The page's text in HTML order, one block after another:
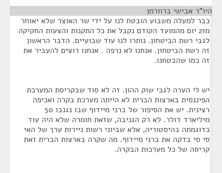
היו"ר אבישי ברוורמן
כבר למעלה משבוע הובטח לנו על ידי שר האוצר שלא יאוחר
מ21 יום מהמועד הקודם נקבל את כל התקנות והצעות החקיקה
לגבי רשת הביטחון. נותרו לנו עוד שבועיים. הדבר הראשון
זה רשת הביטחון. אנחנו לא נרפה . אנחנו רוצים להעביר את
זה כמו שהבטחנו.
יש לי הערה לגבי שוק ההון. זה לא סוד שבקריסת המערכת
הפיננסית בארצות הברית לא הייתה מערכת בקרה ואכיפה
רצינית. יש את הסיפור של ברני מיידוף שבו נגנבו 50
מיליארד דולר. לא רק הגניבה, שזאת חומרה שלא היה עוד
כדוגמתה בהיסטוריה, אלא שביוני רשות ניירות ערך של האי
סי סי בדקה את ברני מיידוף. מה שקרה בארצות הברית זאת
קריסה של כל מערכות הבקרה.